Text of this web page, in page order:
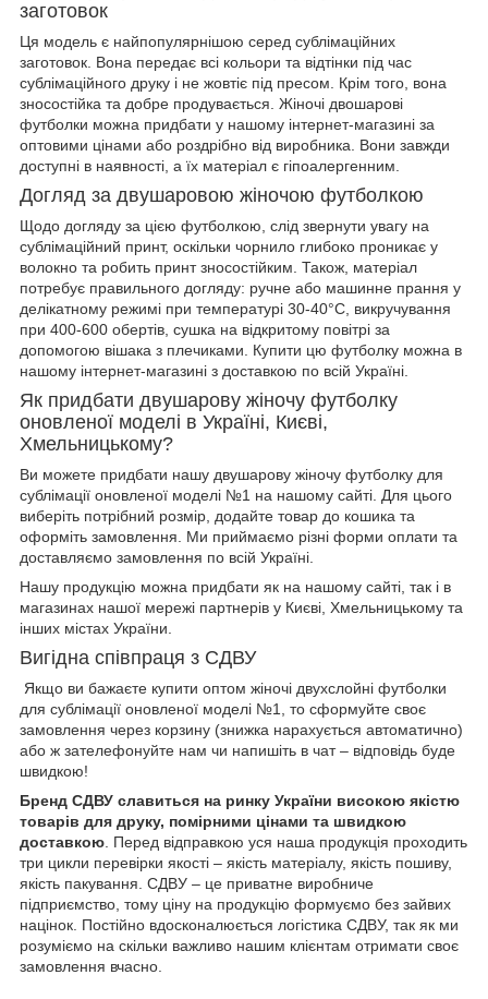
заготовок
Ця модель є найпопулярнішою серед сублімаційних
заготовок. Вона передає всі кольори та відтінки під час
сублімаційного друку і не жовтіє під пресом. Крім того, вона
зносостійка та добре продувається. Жіночі двошарові
футболки можна придбати у нашому інтернет-магазині за
оптовими цінами або роздрібно від виробника. Вони завжди
доступні в наявності, а їх матеріал є гіпоалергенним.
Догляд за двушаровою жіночою футболкою
Щодо догляду за цією футболкою, слід звернути увагу на
сублімаційний принт, оскільки чорнило глибоко проникає у
волокно та робить принт зносостійким. Також, матеріал
потребує правильного догляду: ручне або машинне прання у
делікатному режимі при температурі 30-40°C, викручування
при 400-600 обертів, сушка на відкритому повітрі за
допомогою вішака з плечиками. Купити цю футболку можна в
нашому інтернет-магазині з доставкою по всій Україні.
Як придбати двушарову жіночу футболку
оновленої моделі в Україні, Києві,
Хмельницькому?
Ви можете придбати нашу двушарову жіночу футболку для
сублімації оновленої моделі №1 на нашому сайті. Для цього
виберіть потрібний розмір, додайте товар до кошика та
оформіть замовлення. Ми приймаємо різні форми оплати та
доставляємо замовлення по всій Україні.
Нашу продукцію можна придбати як на нашому сайті, так і в
магазинах нашої мережі партнерів у Києві, Хмельницькому та
інших містах України.
Вигідна співпраця з СДВУ
Якщо ви бажаєте купити оптом жіночі двухслойні футболки
для сублімації оновленої моделі №1, то сформуйте своє
замовлення через корзину (знижка нарахується автоматично)
або ж зателефонуйте нам чи напишіть в чат – відповідь буде
швидкою!
Бренд СДВУ славиться на ринку України високою якістю
товарів для друку, помірними цінами та швидкою
доставкою . Перед відправкою уся наша продукція проходить
три цикли перевірки якості – якість матеріалу, якість пошиву,
якість пакування. СДВУ – це приватне виробниче
підприємство, тому ціну на продукцію формуємо без зайвих
націнок. Постійно вдосконалюється логістика СДВУ, так як ми
розуміємо на скільки важливо нашим клієнтам отримати своє
замовлення вчасно.